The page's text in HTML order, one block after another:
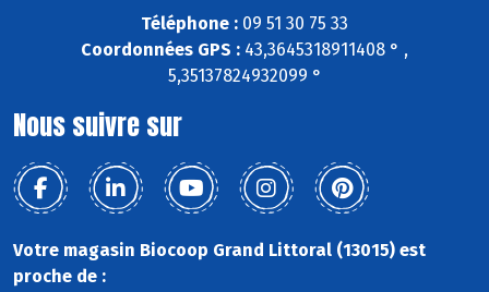
Téléphone : 09 51 30 75 33
Coordonnées GPS : 43,3645318911408 ° ,
5,35137824932099 °
Nous suivre sur
Votre magasin Biocoop Grand Littoral (13015) est
proche de :